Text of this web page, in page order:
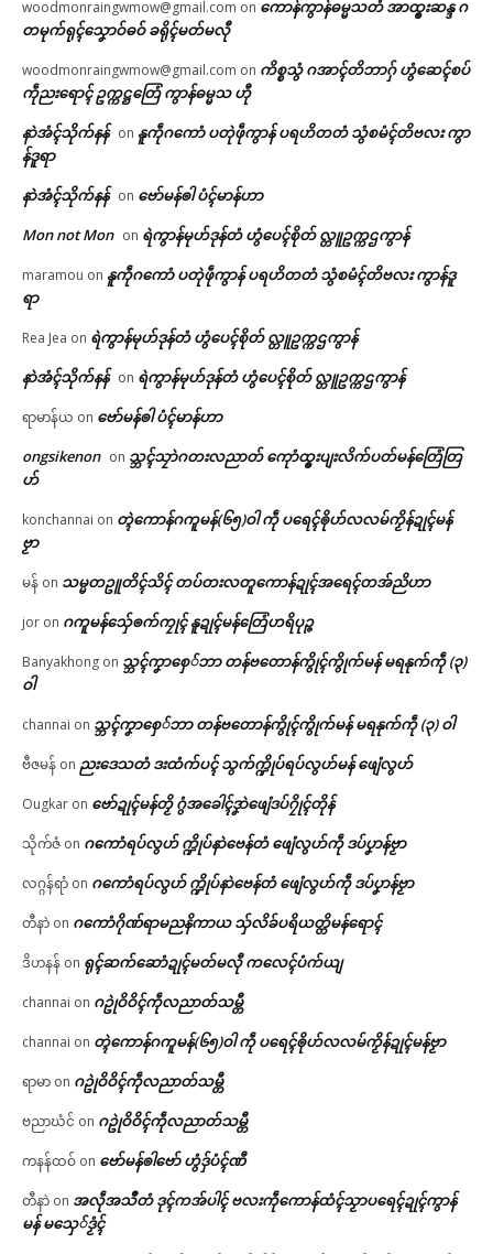
woodmonraingwmow@gmail.com on ကောန်ကွာန်ဓမ္မသတံ အာထ္ၜးဆန္ဒ ဂ
တမုက်ရုၚ်သၞောဝ်ဓဝ် ခရိုၚ်မတ်မလီု
woodmonraingwmow@gmail.com on ကိစ္စသွံ ဂအာၚ်တိဘာဂှ် ဟွံဆေၚ်စပ်
ကဵုညးရောၚ် ဥက္ကဋ္ဌတြေံ ကွာန်ဓမ္မသ ဟီု
နာဲအံၚ်သိုက်နန် on နူကဵုဂကောံ ပတုဲဖဵုကွာန် ပရဟိတတံ သွံစမံၚ်တိဗလး ကွာ
န်ဒူရာ
နာဲအံၚ်သိုက်နန် on ဗော်မန်ၜါ ပံၚ်မာန်ဟာ
Mon not Mon on ရဲကွာန်မုဟ်ဒုန်တံ ဟွံပေၚ်စိုတ် လ္တူဥက္ကဌကွာန်
maramou on နူကဵုဂကောံ ပတုဲဖဵုကွာန် ပရဟိတတံ သွံစမံၚ်တိဗလး ကွာန်ဒူ
ရာ
Rea Jea on ရဲကွာန်မုဟ်ဒုန်တံ ဟွံပေၚ်စိုတ် လ္တူဥက္ကဌကွာန်
နာဲအံၚ်သိုက်နန် on ရဲကွာန်မုဟ်ဒုန်တံ ဟွံပေၚ်စိုတ် လ္တူဥက္ကဌကွာန်
ရာမာန်ယ on ဗော်မန်ၜါ ပံၚ်မာန်ဟာ
ongsikenon on သ္ဘၚ်သၠာဲဂတးလညာတ် ကေုာံထ္ၜးပျးလိက်ပတ်မန်တြေံတြ
ဟ်
konchannai on တ္ၚဲကောန်ဂကူမန်(၆၅)ဝါ ကဵု ပရေၚ်ၜိုဟ်လလမ်ကၟိန်ဍုၚ်မန်
ဗၟာ
မန် on သမ္မတဥူတိၚ်သိၚ် တပ်တးလတူကောန်ဍုၚ်အရေၚ်တအ်ညိဟာ
jor on ဂကူမန်​သှ်ေၜက်ကၠုၚ် နူဍုၚ်မန်တြေံဟရိပုဉ္ဇ
Banyakhong on သ္ဘၚ်ကၞာစှေ်ဘာ တန်ဗတောန်ကွိုၚ်ကွိုက်မန် မရနုက်ကဵု (၃)
ဝါ
channai on သ္ဘၚ်ကၞာစှေ်ဘာ တန်ဗတောန်ကွိုၚ်ကွိုက်မန် မရနုက်ကဵု (၃) ဝါ
ဗီဇမန် on ညးဒေသတံ ဒးထံက်ပၚ် သွက်က္ဍိုပ်ရပ်လွဟ်မန် ဖျေံလွဟ်
Ougkar on ဗော်ဍုၚ်မန်တၟိ ဂွံအခေါၚ်ဒၞာဲဖျေံဒပ်ဂၠိုၚ်တိုန်
သိုက်ဇံ on ဂကောံရပ်လွဟ် က္ဍိုပ်နာဲဗေန်တံ ဖျေံလွဟ်ကဵု ဒပ်ပၞာန်ဗၟာ
လဂ္ဂန်ရာံ on ဂကောံရပ်လွဟ် က္ဍိုပ်နာဲဗေန်တံ ဖျေံလွဟ်ကဵု ဒပ်ပၞာန်ဗၟာ
တီနာဲ on ဂကောံဂိုဏ်ရာမညနိကာယ သှ်လိခ်ပရိယတ္တိမန်ရောၚ်
ဒိဟနန် on ရုၚ်ဆက်ဆောံဍုၚ်မတ်မလီု ကလေၚ်ပံက်ယျ
channai on ဂဥုဲဝိဝိၚ်ကဵုလညာတ်သမ္တီ
channai on တ္ၚဲကောန်ဂကူမန်(၆၅)ဝါ ကဵု ပရေၚ်ၜိုဟ်လလမ်ကၟိန်ဍုၚ်မန်ဗၟာ
ရာမာ on ဂဥုဲဝိဝိၚ်ကဵုလညာတ်သမ္တီ
ဗညာဃံင် on ဂဥုဲဝိဝိၚ်ကဵုလညာတ်သမ္တီ
ကနန်ထဝ် on ဗော်မန်ၜါဗော် ဟွံဒှ်ပံၚ်ဏီ
တီနာဲ on အလဵုအသဳတံ ဒုၚ်ကအ်ပါၚ် ဗလးကဵုကောန်ထံၚ်သၟာပရေၚ်ဍုၚ်ကွာန်
မန် မသှေ်ဒၟံၚ်